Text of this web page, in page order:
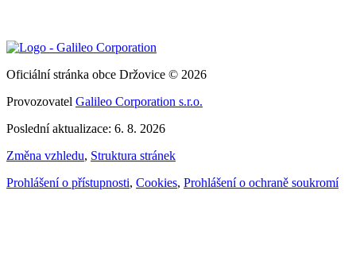
Oficiální stránka obce Držovice © 2026
Provozovatel Galileo Corporation s.r.o.
Poslední aktualizace: 6. 8. 2026
Změna vzhledu, Struktura stránek
Prohlášení o přístupnosti, Cookies, Prohlášení o ochraně soukromí